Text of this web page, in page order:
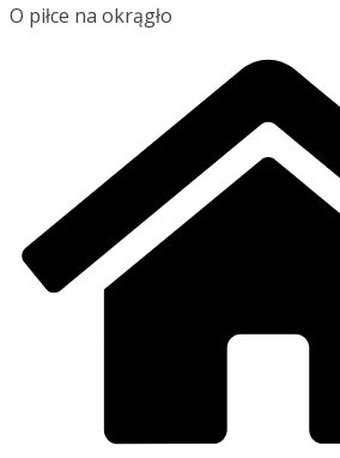
O piłce na okrągło